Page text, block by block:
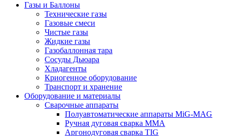
Газы и Баллоны
Технические газы
Газовые смеси
Чистые газы
Жидкие газы
Газобаллонная тара
Сосуды Дьюара
Хладагенты
Криогенное оборудование
Транспорт и хранение
Оборудование и материалы
Сварочные аппараты
Полуавтоматические аппараты MiG-MAG
Ручная дуговая сварка MMA
Аргонодуговая сварка TIG